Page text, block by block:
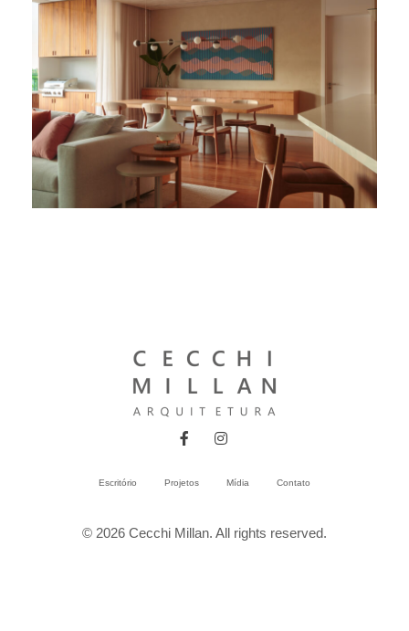
Escritório Projetos Mídia Contato
© 2026 Cecchi Millan. All rights reserved.